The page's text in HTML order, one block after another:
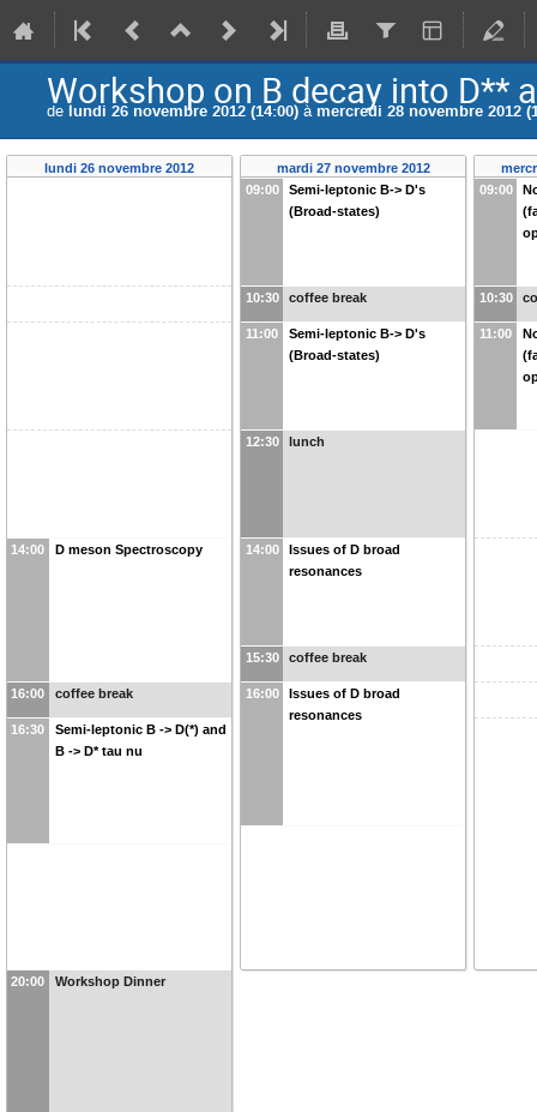
Workshop on B decay into D**
de lundi 26 novembre 2012 (14:00) àmercredi 28 novembre 2012
lundi 26 novembre 2012
14:00 D meson Spectroscopy
16:00 coffee break
16:30
Semi-leptonic B -> D(*) and
B -> D* tau nu
20:00 Workshop Dinner
mardi 27 novembre 2012
09:00
Semi-leptonic B-> D's
(Broad-states)
10:30 coffee break
11:00
Semi-leptonic B-> D's
(Broad-states)
12:30 lunch
14:00
Issues of D broad
resonances
15:30 coffee break
16:00
Issues of D broad
resonances
09:00
10:30
11:00